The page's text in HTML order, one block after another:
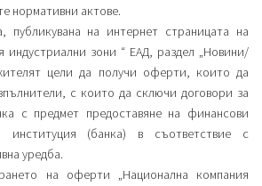
нормативни актове.
публикувана на интернет страницата на
индустриални зони “ ЕАД, раздел „Новини/
цели да получи оферти, които да
с които да сключи договори за
с предмет предоставяне на финансови
институция (банка) в съответствие с
уредба.
на оферти „Национална компания